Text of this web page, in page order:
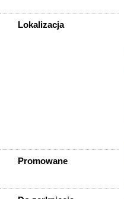
Lokalizacja
Promowane